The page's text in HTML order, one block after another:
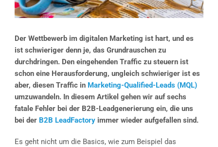
Der Wettbewerb im digitalen Marketing ist hart, und es
ist schwieriger denn je, das Grundrauschen zu
durchdringen. Den eingehenden Traffic zu steuern ist
schon eine Herausforderung, ungleich schwieriger ist es
aber, diesen Traffic in Marketing-Qualified-Leads (MQL)
umzuwandeln. In diesem Artikel gehen wir auf sechs
fatale Fehler bei der B2B-Leadgenerierung ein, die uns
bei der B2B LeadFactory immer wieder aufgefallen sind.
Es geht nicht um die Basics, wie zum Beispiel das